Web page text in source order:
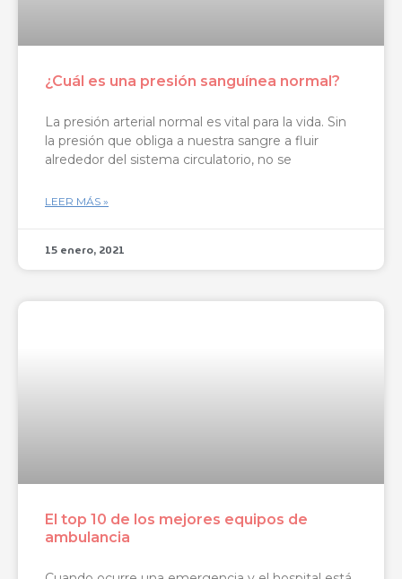
¿Cuál es una presión sanguínea normal?
La presión arterial normal es vital para la vida. Sin
la presión que obliga a nuestra sangre a fluir
alrededor del sistema circulatorio, no se
LEER MÁS »
15 enero, 2021
El top 10 de los mejores equipos de
ambulancia